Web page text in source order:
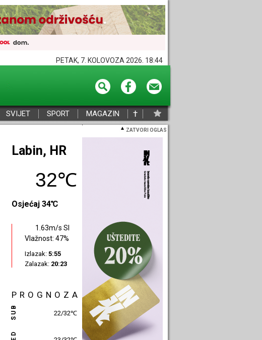
PETAK, 7. KOLOVOZA 2026. 18:44
SVIJET SPORT MAGAZIN †
ZATVORI OGLAS
Poreč, HR
32℃
Osjećaj 33℃
1.55m/s SZ
Vlažnost: 45%
Izlazak: 5:57
Zalazak: 20:25
PROGNOZA
SUB 24/30℃